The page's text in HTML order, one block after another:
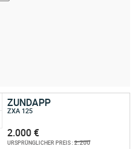
ZUNDAPP
ZXA 125
2.000 €
URSPRÜNGLICHER PREIS :2.200